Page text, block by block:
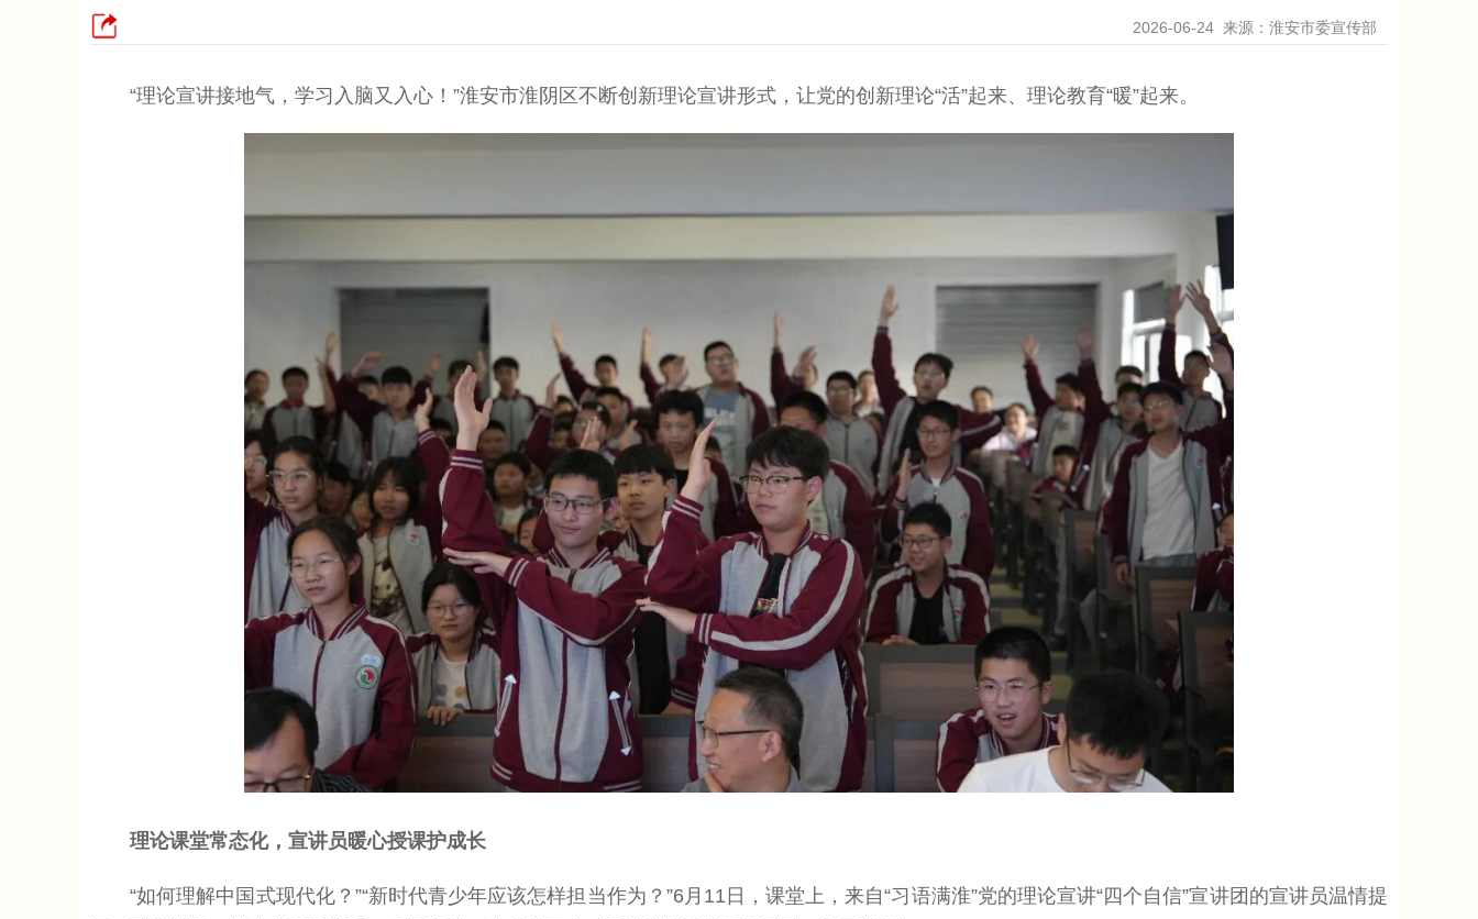
2026-06-24 来源：淮安市委宣传部
“理论宣讲接地气，学习入脑又入心！”淮安市淮阴区不断创新理论宣讲形式，让党的创新理论“活”起来、理论教育“暖”起来。
理论课堂常态化，宣讲员暖心授课护成长
“如何理解中国式现代化？”“新时代青少年应该怎样担当作为？”6月11日，课堂上，来自“习语满淮”党的理论宣讲“四个自信”宣讲团的宣讲员温情提